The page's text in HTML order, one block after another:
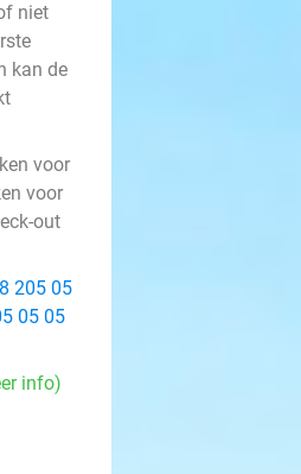
niet
kan de
voor
voor
out
205 05
05 05
info)